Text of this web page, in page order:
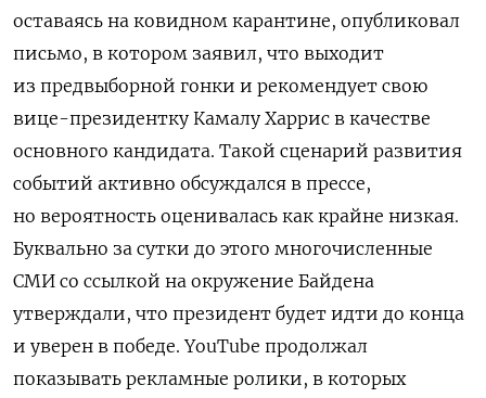
оставаясь на ковидном карантине, опубликовал
письмо, в котором заявил, что выходит
из предвыборной гонки и рекомендует свою
вице-президентку Камалу Харрис в качестве
основного кандидата. Такой сценарий развития
событий активно обсуждался в прессе,
но вероятность оценивалась как крайне низкая.
Буквально за сутки до этого многочисленные
СМИ со ссылкой на окружение Байдена
утверждали, что президент будет идти до конца
и уверен в победе. YouTube продолжал
показывать рекламные ролики, в которых